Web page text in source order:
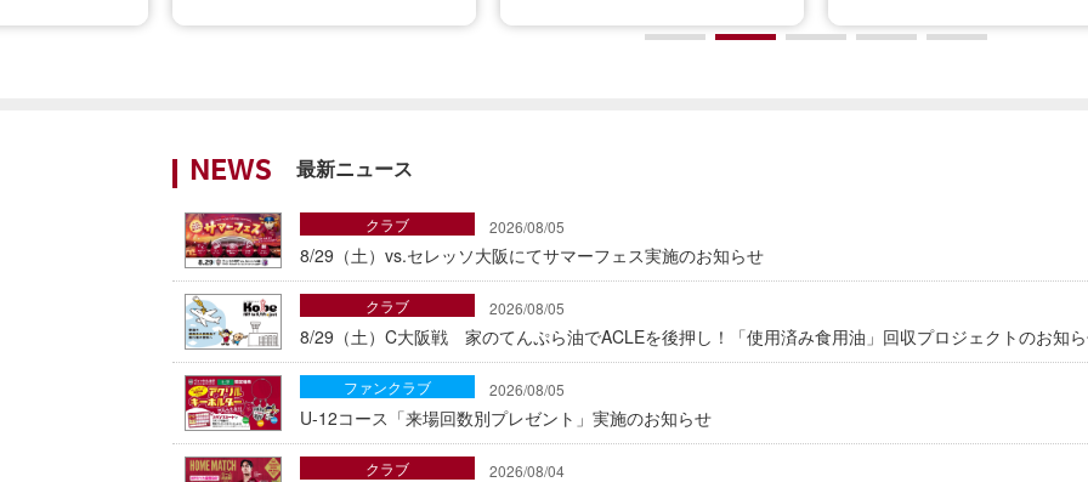
NEWS 最新ニュース
2026/08/05
8/29（土）vs.セレッソ大阪にてサマーフェス実施のお知らせ
クラブ
2026/08/05
8/29（土）C大阪戦 家のてんぷら油でACLEを後押し！「使用済み食用油」回収プロジェクトのお知
クラブ
2026/08/05
U-12コース「来場回数別プレゼント」実施のお知らせ
ファンクラブ
2026/08/04
クラブ